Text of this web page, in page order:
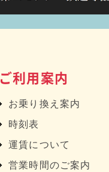
ご利用案内
お乗り換え案内
時刻表
運賃について
営業時間のご案内